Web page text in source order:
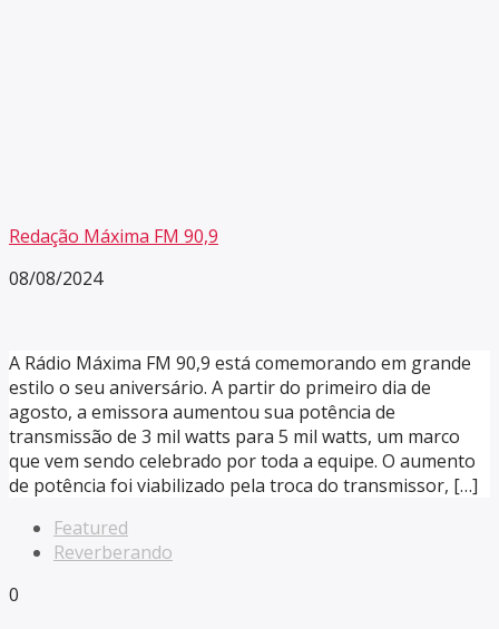
Redação Máxima FM 90,9
08/08/2024
A Rádio Máxima FM 90,9 está comemorando em grande
estilo o seu aniversário. A partir do primeiro dia de
agosto, a emissora aumentou sua potência de
transmissão de 3 mil watts para 5 mil watts, um marco
que vem sendo celebrado por toda a equipe. O aumento
de potência foi viabilizado pela troca do transmissor, […]
Featured
Reverberando
0